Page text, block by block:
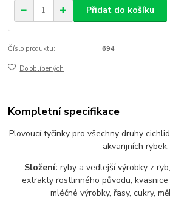
Přidat do košíku
Číslo produktu: 694
Do oblíbených
Kompletní specifikace
Plovoucí tyčinky pro všechny druhy
akvarijních rybek.
Složení:ryby a vedlejší výrobky z
extrakty rostlinného původu,
mléčné výrobky, řasy, cukry,